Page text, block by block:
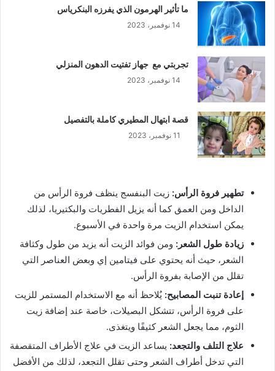
ما تأثير الهرمون الذي يفرزه البنكرياس
14 نوفمبر، 2023
تجربتي مع جهاز تفتيت الدهون المنزلي
14 نوفمبر، 2023
قصة ابتهال المطيري كاملة بالتفصيل
11 نوفمبر، 2023
تطهير فروة الرأس: زيت البنفسج ينظف فروة الرأس من
الداخل ومن العمق كما أنه يزيل الفطريات والبكتيريا، لذلك
يمكن استخدام الزيت مرة واحدة في الأسبوع.
زيادة طول الشعر: ومن فوائد الزيت أنه يزيد من طول وكثافة
الشعر، حيث أنه يحتوي على فيتامين إي وبعض العناصر التي
تقلل من الإصابة بفروة الرأس.
إعادة تنبت المصابيح: يُلاحظ أنه مع الاستخدام المستمر للزيت
على فروة الرأس، تتشكل البصيلات، خاصة عند إضافة زيت
الثوم، مما يجعل الشعر كثيفًا ويتغذى.
علاج التلف والتجعد: يساعد الزيت في علاج الأطراف المتقصفة
التي تدخل أطراف الشعر وحتى تقلل التجعد، لذلك من الأفضل